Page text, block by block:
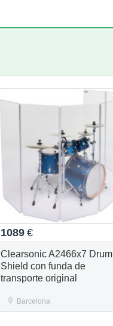
1089 €
Clearsonic A2466x7 Drum
Shield con funda de
transporte original
Barcelona